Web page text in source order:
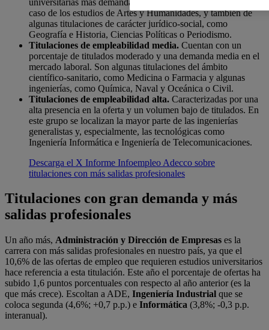
caso de los estudios de Artes y Humanidades, y también de
algunas titulaciones de carácter jurídico-social, como
Geografía e Historia, Ciencias Políticas o Periodismo.
Titulaciones de empleabilidad media. Cuentan con un
porcentaje de titulados moderado y una demanda media en el
mercado laboral. Son algunas titulaciones del ámbito
científico-sanitario, como Medicina o Farmacia y algunas
ingenierías, como Química, Naval y Oceánica o Civil.
Titulaciones de empleabilidad alta. Caracterizadas por una
alta presencia en la oferta y un volumen bajo de titulados. En
este grupo se localizan la mayor parte de las ingenierías
generalistas y, especialmente, las tecnológicas como
Ingeniería Informática e Ingeniería de Telecomunicaciones.
Descarga el X Informe Infoempleo Adecco sobre
titulaciones con más salidas profesionales
Titulaciones con gran demanda y más
salidas profesionales
Un año más, Administración y Dirección de Empresas es la
carrera con más salidas profesionales en nuestro país, ya que el
10,6% de las ofertas de empleo que requieren estudios universitarios
hace referencia a esta titulación. Este año el porcentaje de ofertas ha
subido 1,6 puntos porcentuales con respecto al año anterior (es la
que más crece). Escoltan a ADE, Ingeniería Industrial que se
coloca segunda (4,6%; +0,7 p.p.) e Informática (3,8%; -0,3 p.p.
interanual).